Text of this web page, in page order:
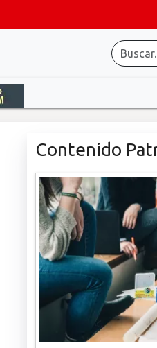
Contenido